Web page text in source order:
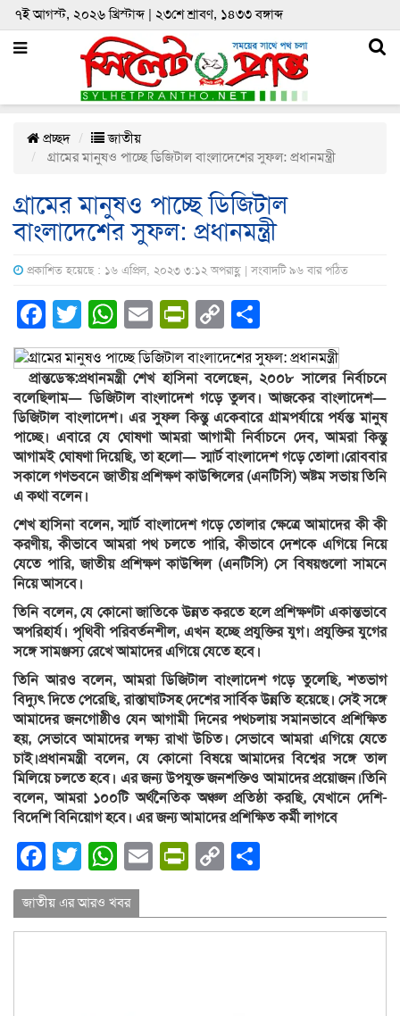
৭ই আগস্ট, ২০২৬ খ্রিস্টাব্দ | ২৩শে শ্রাবণ, ১৪৩৩ বঙ্গাব্দ
প্রচ্ছদ
জাতীয়
গ্রামের মানুষও পাচ্ছে ডিজিটাল বাংলাদেশের সুফল: প্রধানমন্ত্রী
গ্রামের মানুষও পাচ্ছে ডিজিটাল
বাংলাদেশের সুফল: প্রধানমন্ত্রী
প্রকাশিত হয়েছে : ১৬ এপ্রিল, ২০২৩ ৩:১২ অপরাহ্ণ | সংবাদটি ৯৬ বার পঠিত
Facebook
Twitter
WhatsApp
EmailPrintFriendly
Copy
Link
প্রান্তডেস্ক:প্রধানমন্ত্রী শেখ হাসিনা বলেছেন, ২০০৮ সালের নির্বাচনে
বলেছিলাম— ডিজিটাল বাংলাদেশ গড়ে তুলব। আজকের বাংলাদেশ—
ডিজিটাল বাংলাদেশ। এর সুফল কিন্তু একেবারে গ্রামপর্যায়ে পর্যন্ত মানুষ
পাচ্ছে। এবারে যে ঘোষণা আমরা আগামী নির্বাচনে দেব, আমরা কিন্তু
আগামই ঘোষণা দিয়েছি, তা হলো— স্মার্ট বাংলাদেশ গড়ে তোলা।রোববার
সকালে গণভবনে জাতীয় প্রশিক্ষণ কাউন্সিলের (এনটিসি) অষ্টম সভায় তিনি
এ কথা বলেন।
শেখ হাসিনা বলেন, স্মার্ট বাংলাদেশ গড়ে তোলার ক্ষেত্রে আমাদের কী কী
করণীয়, কীভাবে আমরা পথ চলতে পারি, কীভাবে দেশকে এগিয়ে নিয়ে
যেতে পারি, জাতীয় প্রশিক্ষণ কাউন্সিল (এনটিসি) সে বিষয়গুলো সামনে
নিয়ে আসবে।
তিনি বলেন, যে কোনো জাতিকে উন্নত করতে হলে প্রশিক্ষণটা একান্তভাবে
অপরিহার্য। পৃথিবী পরিবর্তনশীল, এখন হচ্ছে প্রযুক্তির যুগ। প্রযুক্তির যুগের
সঙ্গে সামঞ্জস্য রেখে আমাদের এগিয়ে যেতে হবে।
তিনি আরও বলেন, আমরা ডিজিটাল বাংলাদেশ গড়ে তুলেছি, শতভাগ
বিদ্যুৎ দিতে পেরেছি, রাস্তাঘাটসহ দেশের সার্বিক উন্নতি হয়েছে। সেই সঙ্গে
আমাদের জনগোষ্ঠীও যেন আগামী দিনের পথচলায় সমানভাবে প্রশিক্ষিত
হয়, সেভাবে আমাদের লক্ষ্য রাখা উচিত। সেভাবে আমরা এগিয়ে যেতে
চাই।প্রধানমন্ত্রী বলেন, যে কোনো বিষয়ে আমাদের বিশ্বের সঙ্গে তাল
মিলিয়ে চলতে হবে। এর জন্য উপযুক্ত জনশক্তিও আমাদের প্রয়োজন।তিনি
বলেন, আমরা ১০০টি অর্থনৈতিক অঞ্চল প্রতিষ্ঠা করছি, যেখানে দেশি-
বিদেশি বিনিয়োগ হবে। এর জন্য আমাদের প্রশিক্ষিত কর্মী লাগবে
Facebook
Twitter
WhatsApp
EmailPrintFriendly
Copy
জাতীয় এর আরও খবর